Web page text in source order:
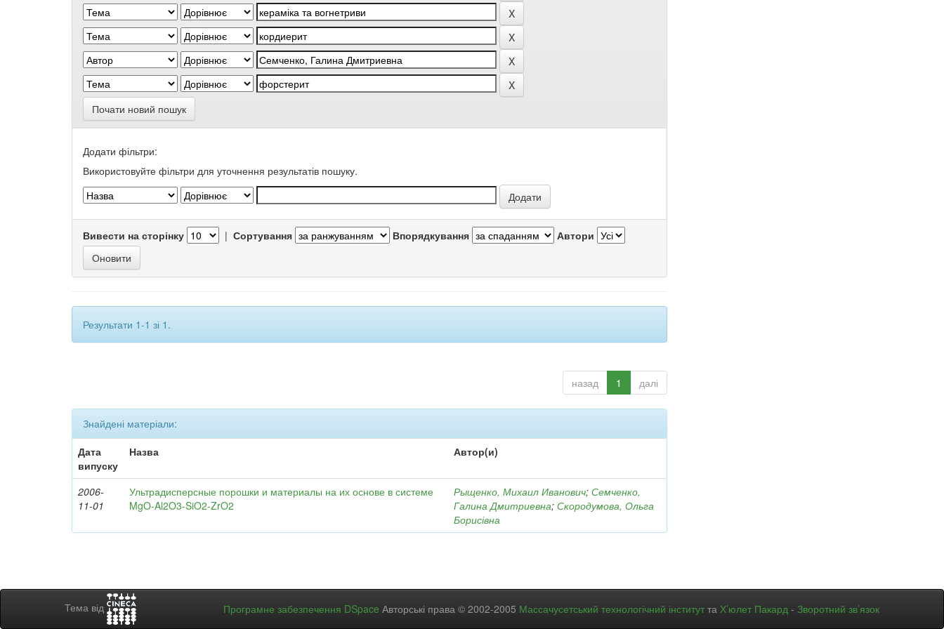
Почати новий пошук
Додати фільтри:
Використовуйте фільтри для уточнення результатів пошуку.
Вивести на сторінку | Сортування Впорядкування Автори
Результати 1-1 зі 1.
назад 1 далі
Знайдені матеріали:
Дата
випуску
Назва Автор(и)
2006-
11-01
Ультрадисперсные порошки и материалы на их основе в системе
MgO-Al2O3-SiO2-ZrO2
Рыщенко, Михаил Иванович;Семченко,
Галина Дмитриевна;Скородумова, Ольга
Борисівна
Тема від Програмне забезпечення DSpace Авторські права © 2002-2005 Массачусетський технологічний інститут та Х’юлет Пакард - Зворотний зв’язок